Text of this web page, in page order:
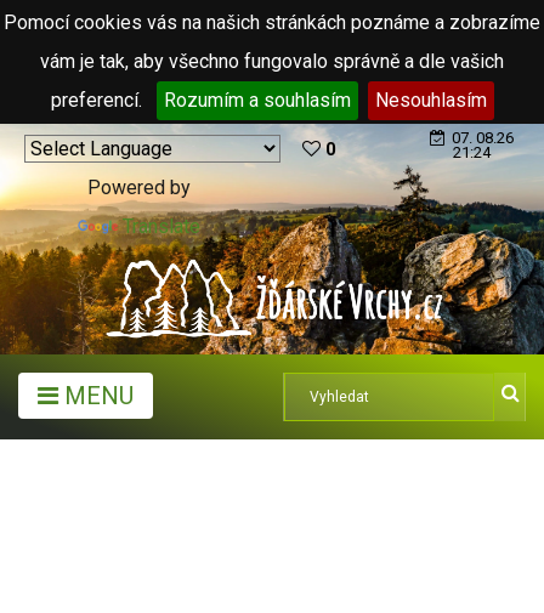
Pomocí cookies vás na našich stránkách poznáme a zobrazíme
vám je tak, aby všechno fungovalo správně a dle vašich
preferencí.
Rozumím a souhlasím Nesouhlasím
Powered by
Translate
0
07. 08.26
21:24
MENU